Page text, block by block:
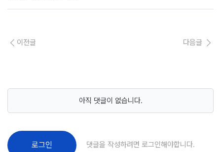
이전글 다음글
아직 댓글이 없습니다.
로그인 댓글을 작성하려면 로그인해야합니다.